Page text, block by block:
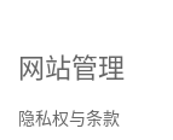
网站管理
隐私权与条款